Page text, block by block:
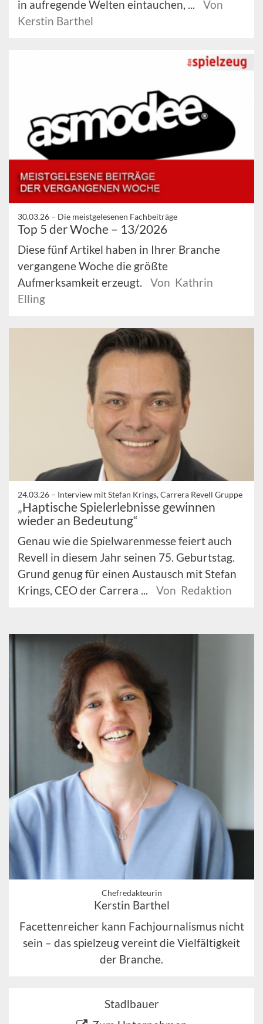
in aufregende Welten eintauchen, ...
Von
Kerstin Barthel
30.03.26 – Die meistgelesenen Fachbeiträge
Top 5 der Woche – 13/2026
Diese fünf Artikel haben in Ihrer Branche
vergangene Woche die größte
Aufmerksamkeit erzeugt.
Von Kathrin
Elling
24.03.26 – Interview mit Stefan Krings, Carrera Revell Gruppe
„Haptische Spielerlebnisse gewinnen
wieder an Bedeutung“
Genau wie die Spielwarenmesse feiert auch
Revell in diesem Jahr seinen 75. Geburtstag.
Grund genug für einen Austausch mit Stefan
Krings, CEO der Carrera ...
Von Redaktion
Chefredakteurin
Kerstin Barthel
Facettenreicher kann Fachjournalismus nicht
sein – das spielzeug vereint die Vielfältigkeit
der Branche.
Stadlbauer